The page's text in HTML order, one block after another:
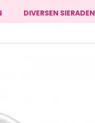
DIVERSEN SIERADEN